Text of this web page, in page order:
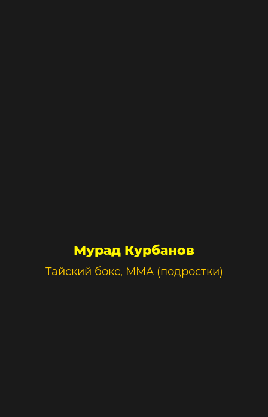
Мурад Курбанов
Тайский бокс, ММА (подростки)